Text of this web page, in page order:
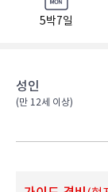
5박7일
성인
(만 12세 이상)​